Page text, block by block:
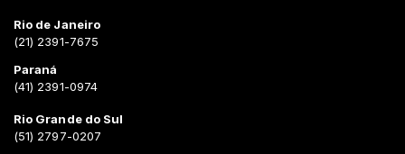
Rio de Janeiro
(21) 2391-7675
Paraná
(41) 2391-0974
Rio Grande do Sul
(51) 2797-0207